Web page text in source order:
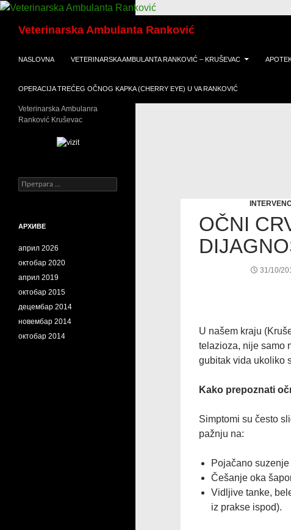
Скочи
садржај
Veterinarska Ambulanta Ranković
NASLOVNA VETERINARSKA AMBULANTA RANKOVIĆ – KRUŠEVAC
OPERACIJA TREĆEG OČNOG KAPKA (CHERRY EYE) U VA RANKOVIĆ
OČNI
31/10/
​U našem kraju
telazioza, nije samo
gubitak vida ukoliko
Kako prepoznati
Simptomi su često
pažnju na:
​Pojačano
​Češanje oka
​Vidljive tanke,
iz prakse ispod).
Veterinarska Ambulanra
Ranković Kruševac
Претрага
за:
АРХИВЕ
април 2026
октобар 2020
април 2019
октобар 2015
децембар 2014
новембар 2014
октобар 2014